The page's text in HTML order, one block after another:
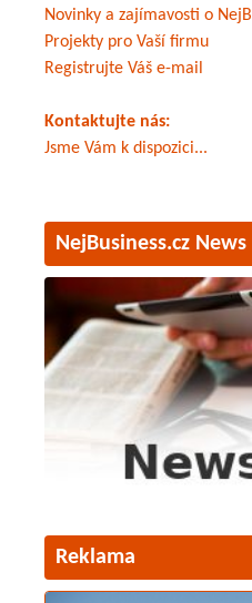
Novinky a zajímavosti o
Projekty pro Vaší firmu
Registrujte Váš e-mail
Kontaktujte nás:
Jsme Vám k dispozici...
NejBusiness.cz News
Reklama